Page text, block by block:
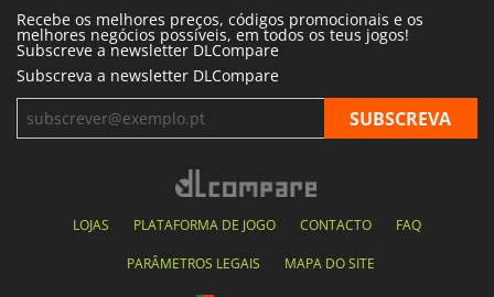
Recebe os melhores preços, códigos promocionais e os
melhores negócios possíveis, em todos os teus jogos!
Subscreve a newsletter DLCompare
Subscreva a newsletter DLCompare
LOJAS PLATAFORMA DE JOGO CONTACTO FAQ
PARÂMETROS LEGAIS MAPA DO SITE